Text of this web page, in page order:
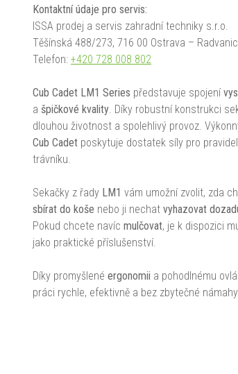
Kontaktní údaje pro servis:
ISSA prodej a servis zahradní techniky s.r.o.
Těšínská 488/273, 716 00 Ostrava –
Telefon: +420 728 008 802
Cub Cadet LM1 Series představuje spojení
a špičkové kvality. Díky robustní konstrukci
dlouhou životnost a spolehlivý provoz.
Cub Cadet poskytuje dostatek síly pro
trávníku.
Sekačky z řady LM1 vám umožní zvolit, zda
sbírat do koše nebo ji nechat vyhazovat
Pokud chcete navíc mulčovat, je k dispozici
jako praktické příslušenství.
Díky promyšlené ergonomii a pohodlnému
práci rychle, efektivně a bez zbytečné